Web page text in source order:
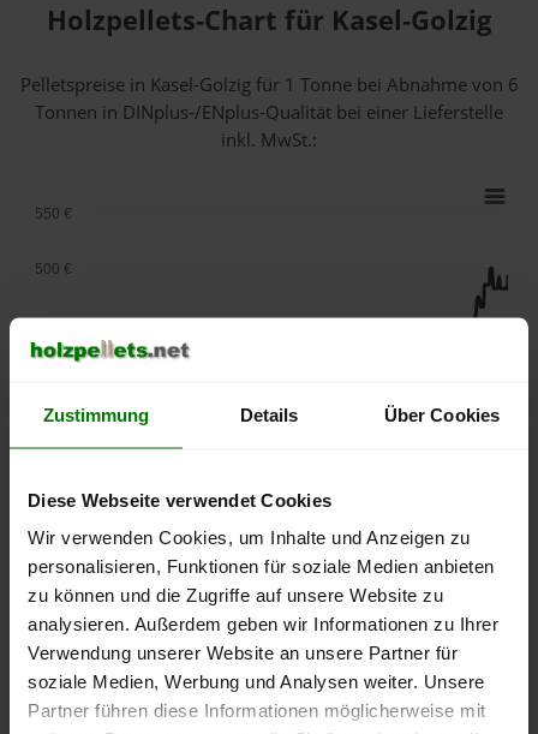
Zustimmung Details Über Cookies
Diese Webseite verwendet Cookies
Wir verwenden Cookies, um Inhalte und Anzeigen zu
personalisieren, Funktionen für soziale Medien anbieten
zu können und die Zugriffe auf unsere Website zu
analysieren. Außerdem geben wir Informationen zu Ihrer
Verwendung unserer Website an unsere Partner für
soziale Medien, Werbung und Analysen weiter. Unsere
Partner führen diese Informationen möglicherweise mit
Holzpellets-Chart für Kasel-Golzig
Pelletspreise in Kasel-Golzig für 1 Tonne bei Abnahmevon 6
Tonnen in DINplus-/ENplus-Qualität bei einer Lieferstelle
inkl. MwSt.:
lose Ware Sackware
September
Januar
Mai
250 €
500 €
550 €
Die aktuelle Preisentwicklung für Holzpellets in Deutschland
können Sie jederzeit auf unsererPelletspreise-Seite
nachvollziehen.